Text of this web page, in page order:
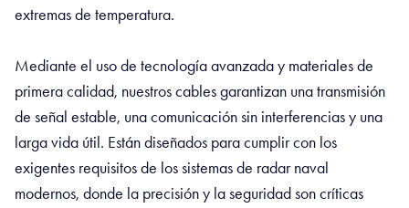
extremas de temperatura.
Mediante el uso de tecnología avanzada y materiales de
primera calidad, nuestros cables garantizan una transmisión
de señal estable, una comunicación sin interferencias y una
larga vida útil. Están diseñados para cumplir con los
exigentes requisitos de los sistemas de radar naval
modernos, donde la precisión y la seguridad son críticas